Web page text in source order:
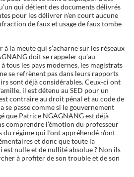
qui détient des documents délivrés
pour les délivrer n’en court aucune
de faux et usage de faux tombe
la meute qui s’acharne sur les réseaux
doit se rappeler qu’au
tous les pays modernes, les magistrats
se refrènent pas dans leurs rapports
sont déjà considérables. Ceux-ci ont
il est détenu au SED pour un
contraire au droit pénal et au code de
se passe comme si le gouvernement
que Patrice NGAGNANG est déjà
comprendre l’émotion du professeur
régime qui l’ont appréhendé n’ont
et donc que toute la
nulle et de nullité absolue ? Non ils
à profiter de son trouble et de son